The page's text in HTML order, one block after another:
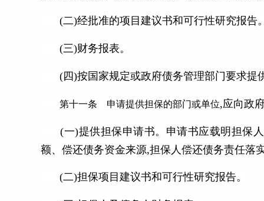
(二)经批准的项目建议书和可行性研究报告
(三)财务报表。
(四)按国家规定或政府债务管理部门要求提
第十一条 申请提供担保的部门或单位,应向政
(一)提供担保申请书。申请书应载明担保
额、偿还债务资金来源,担保人偿还债务责任落
(二)担保项目建议书和可行性研究报告。